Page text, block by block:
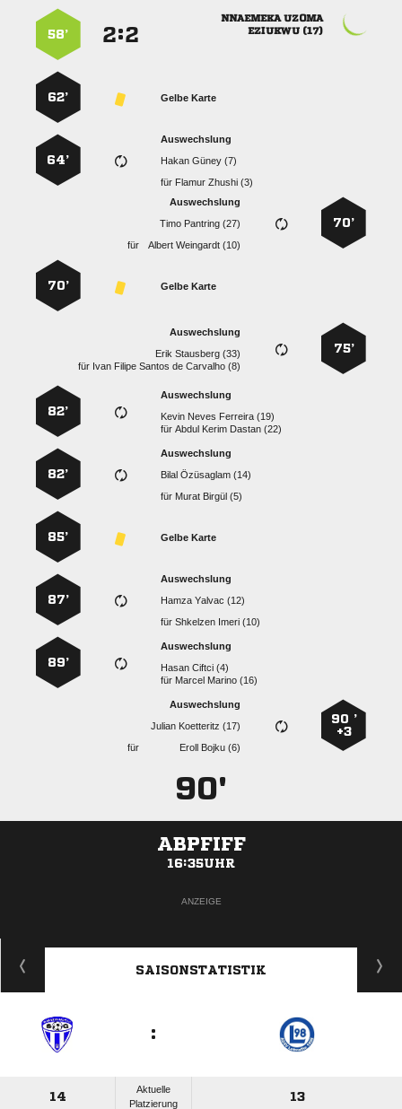
 
 
:
58’
Gelbe Karte
62’
Auswechslung
  
für   
64’
70’
Auswechslung
  
für
  
Gelbe Karte
70’
75’
Auswechslung
  
für      
Auswechslung
   
für   
82’
Auswechslung
  
für   
82’
Gelbe Karte
85’
Auswechslung
  
für  
87’
Auswechslung
  
für   
89’
90 ’
+3
Auswechslung
  
für
  
90'
ABPFIFF
16:35UHR
ANZEIGE
SAISONSTATISTIK
:
14
Aktuelle
Platzierung
13